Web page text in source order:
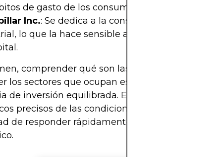
de gasto de los consumidores.
Inc.: Se dedica a la construcción y la
lo que la hace sensible a las tendencias de
comprender qué son las acciones cíclicas y
los sectores que ocupan es crucial para
de inversión equilibrada. El éxito a menudo
precisos de las condiciones económicas y de
de responder rápidamente a los cambios en el